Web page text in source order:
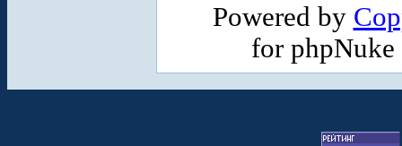
Powered by
for